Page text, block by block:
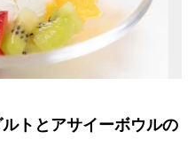
トとアサイーボウルの